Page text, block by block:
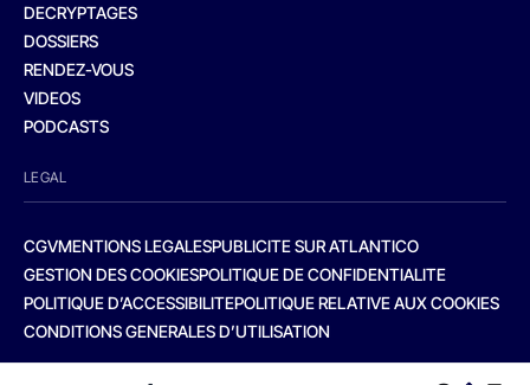
DECRYPTAGES
DOSSIERS
RENDEZ-VOUS
VIDEOS
PODCASTS
LEGAL
CGVMENTIONS LEGALESPUBLICITE SUR ATLANTICO
GESTION DES COOKIESPOLITIQUE DE CONFIDENTIALITE
POLITIQUE D’ACCESSIBILITEPOLITIQUE RELATIVE AUX COOKIES
CONDITIONS GENERALES D’UTILISATION